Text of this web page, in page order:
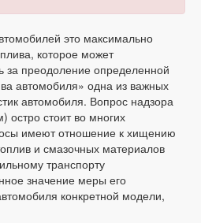
это максимально
которое может
за преодоление определенной
автомобиля» одна из важных
автомобиля. Вопрос надзора
остро стоит во многих
имеют отношение к хищению
и смазочных материалов
транспорту
значение меры его
конкретной модели,